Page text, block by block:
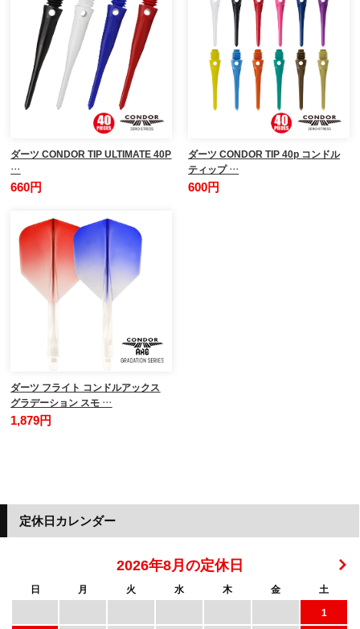
ダーツ CONDOR TIP ULTIMATE 40P
…
660円
ダーツ CONDOR TIP 40p コンドル
ティップ …
600円
ダーツ フライト コンドルアックス
グラデーション スモ …
1,879円
定休日カレンダー
2026年8月の定休日
日 月 火 水 木 金
土
1